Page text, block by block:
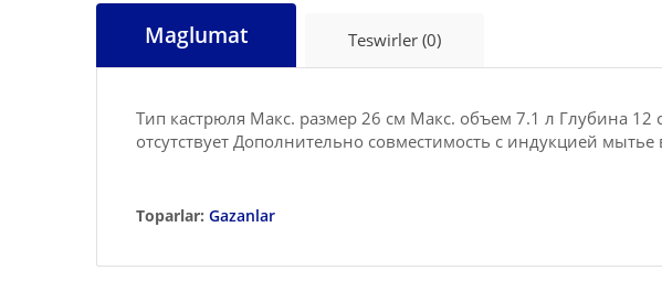
Maglumat Teswirler (0)
Тип кастрюля Макс. размер 26 см Макс. объем 7.1 л Глубина
отсутствует Дополнительно совместимость с индукцией
Toparlar: Gazanlar